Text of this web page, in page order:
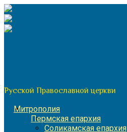
Перейти
к
содержимому
Русской Православной церкви
Митрополия
Пермская епархия
Соликамская епархия